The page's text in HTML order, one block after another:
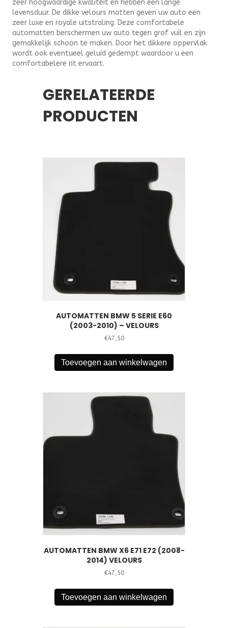
zeer hoogwaardige kwaliteit en hebben een lange
levensduur. De dikke velours matten geven uw auto een
zeer luxe en royale uitstraling. Deze comfortabele
automatten berschermen uw auto tegen grof vuil en zijn
gemakkelijk schoon te maken. Door het dikkere oppervlak
wordt ook eventueel geluid gedempt waardoor u een
comfortabelere rit ervaart.
GERELATEERDE
PRODUCTEN
AUTOMATTEN BMW 5 SERIE E60
(2003-2010) – VELOURS
€47,50
Toevoegen aan winkelwagen
AUTOMATTEN BMW X6 E71 E72 (2008-
2014) VELOURS
€47,50
Toevoegen aan winkelwagen